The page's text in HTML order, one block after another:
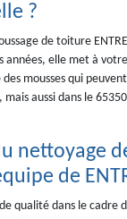
?
de toiture
elle met à
des mousses qui
aussi dans le
nettoyage
de
qualité dans le cadre